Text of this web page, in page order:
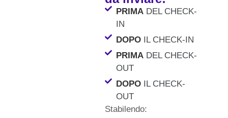
PRIMA DEL CHECK-
IN
DOPO IL CHECK-IN
PRIMA DEL CHECK-
OUT
DOPO IL CHECK-
OUT
Stabilendo: